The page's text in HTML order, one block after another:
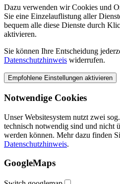
Dazu verwenden wir Cookies und
Sie eine Einzelauflistung aller
bequem alle diese Dienste durch
aktivieren.
Sie können Ihre Entscheidung
Datenschutzhinweis widerrufen.
Notwendige Cookies
Unser Websitesystem nutzt zwei
technisch notwendig sind und nicht
werden können. Mehr dazu finden
Datenschutzhinweis.
GoogleMaps